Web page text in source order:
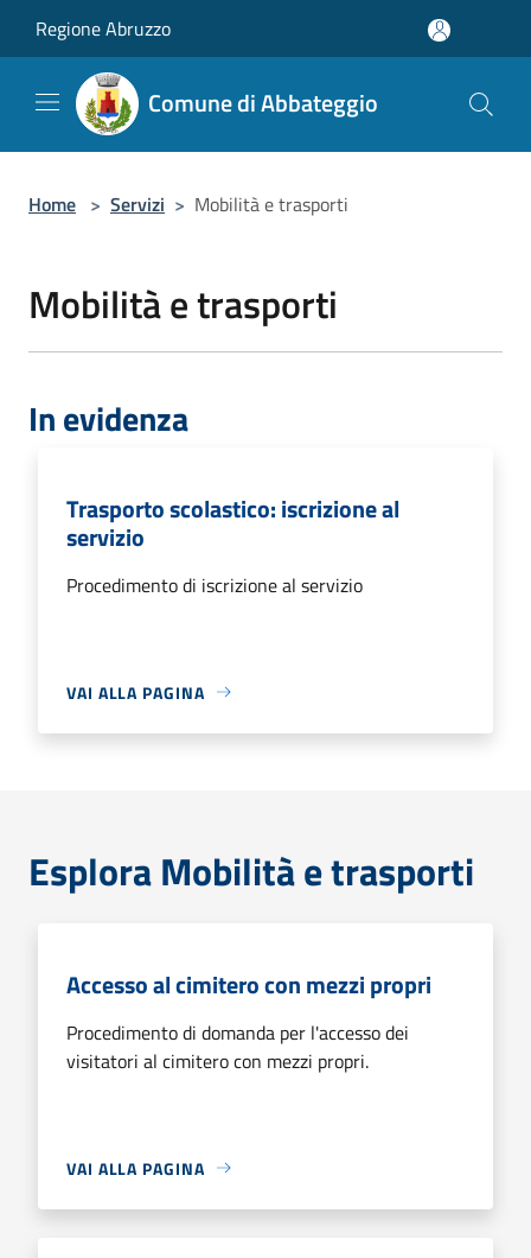
Regione Abruzzo
Comune di Abbateggio
Home > Servizi > Mobilità e trasporti
Mobilità e trasporti
In evidenza
Trasporto scolastico: iscrizione al
servizio
Procedimento di iscrizione al servizio
VAI ALLA PAGINA
Esplora Mobilità e trasporti
Accesso al cimitero con mezzi propri
Procedimento di domanda per l'accesso dei
visitatori al cimitero con mezzi propri.
VAI ALLA PAGINA